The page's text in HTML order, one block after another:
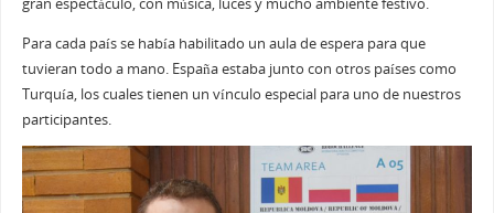
gran espectáculo, con música, luces y mucho ambiente festivo.
Para cada país se había habilitado un aula de espera para que
tuvieran todo a mano. España estaba junto con otros países como
Turquía, los cuales tienen un vínculo especial para uno de nuestros
participantes.